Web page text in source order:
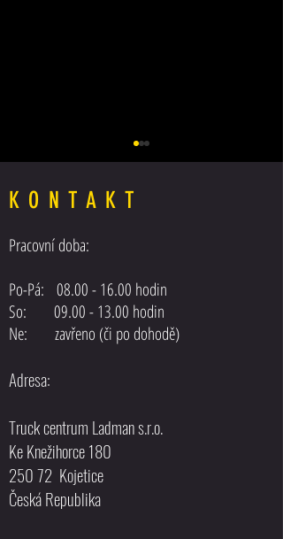
Posilovač řízení DAF XF 105 EEV
EURO5
KONTAKT
Pracovní doba:
Po-Pá: 08.00 - 16.00 hodin
So: 09.00 - 13.00 hodin
Ne: zavřeno (či po dohodě)
Adresa:
Truck centrum Ladman s.r.o.
Ke Knežihorce 180
250 72 Kojetice
Česká Republika